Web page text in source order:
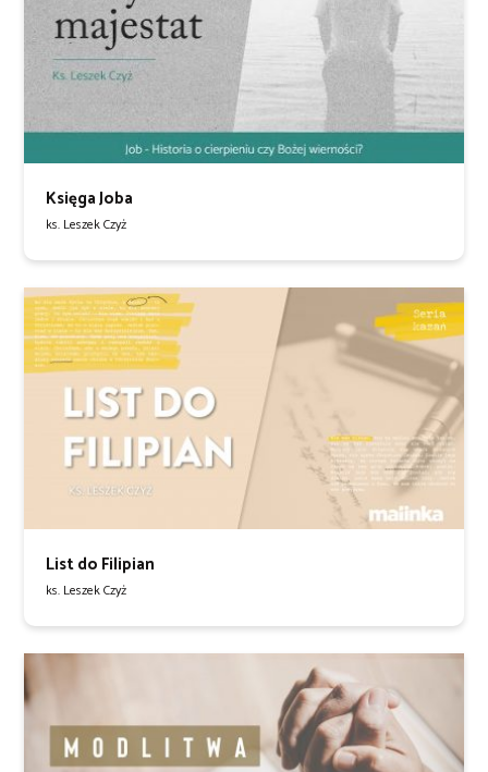
Księga Joba
ks. Leszek Czyż
List do Filipian
ks. Leszek Czyż